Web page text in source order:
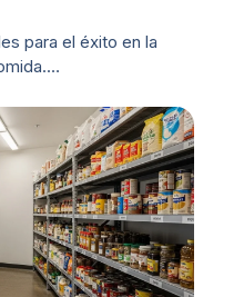
para el éxito en la